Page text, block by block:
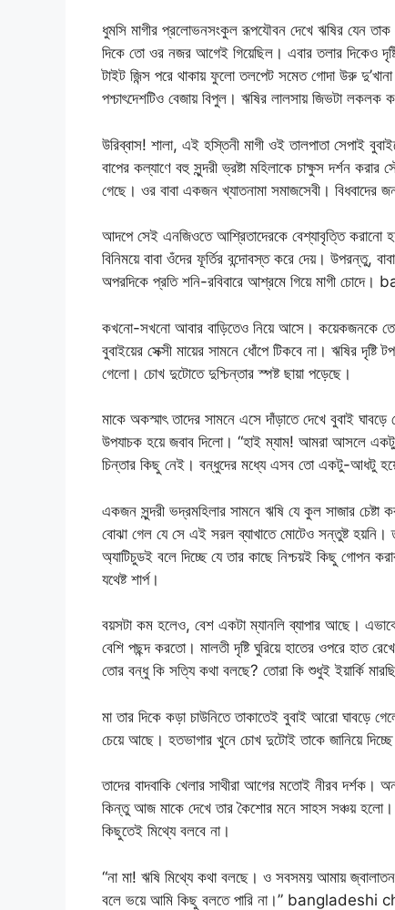
ধুমসি মাগীর প্রলোভনসংকুল রূপযৌবন দেখে ঋষির যেন
দিকে তো ওর নজর আগেই গিয়েছিল। এবার তলার দিকেও
টাইট জিন্স পরে থাকায় ফুলো তলপেট সমেত গোদা উরু
পশ্চাৎদেশটিও বেজায় বিপুল। ঋষির লালসায় জিভটা
উরিব্বাস! শালা, এই হস্তিনী মাগী ওই তালপাতা সেপাই
বাপের কল্যাণে বহু সুন্দরী ভ্রষ্টা মহিলাকে চাক্ষুস দর্শন
গেছে। ওর বাবা একজন খ্যাতনামা সমাজসেবী। বিধবাদের
আদপে সেই এনজিওতে আশ্রিতাদেরকে বেশ্যাবৃত্তি করানো
বিনিময়ে বাবা ওঁদের ফূর্তির বন্দোবস্ত করে দেয়। উপরন্তু,
অপরদিকে প্রতি শনি-রবিবারে আশ্রমে গিয়ে মাগী
কখনো-সখনো আবার বাড়িতেও নিয়ে আসে। কয়েকজনকে
বুবাইয়ের সেক্সী মায়ের সামনে ধোঁপে টিকবে না। ঋষির দৃষ্টি
গেলো। চোখ দুটোতে দুশ্চিন্তার স্পষ্ট ছায়া পড়েছে।
মাকে অকস্মাৎ তাদের সামনে এসে দাঁড়াতে দেখে বুবাই
উপযাচক হয়ে জবাব দিলো। “হাই ম্যাম! আমরা আসলে একটু
চিন্তার কিছু নেই। বন্ধুদের মধ্যে এসব তো একটু-
একজন সুন্দরী ভদ্রমহিলার সামনে ঋষি যে কুল সাজার চেষ্টা
বোঝা গেল যে সে এই সরল ব্যাখাতে মোটেও সন্তুষ্ট
অ্যাটিচুডই বলে দিচ্ছে যে তার কাছে নিশ্চয়ই কিছু গোপন
যথেষ্ট শার্প।
বয়সটা কম হলেও, বেশ একটা ম্যানলি ব্যাপার আছে।
বেশি পছন্দ করতো। মালতী দৃষ্টি ঘুরিয়ে হাতের ওপরে হাত
তোর বন্ধু কি সত্যি কথা বলছে? তোরা কি শুধুই ইয়ার্কি
মা তার দিকে কড়া চাউনিতে তাকাতেই বুবাই আরো ঘাবড়ে
চেয়ে আছে। হতভাগার খুনে চোখ দুটোই তাকে জানিয়ে দিচ্ছে
তাদের বাদবাকি খেলার সাথীরা আগের মতোই নীরব দর্শক।
কিন্তু আজ মাকে দেখে তার কৈশোর মনে সাহস সঞ্চয়
কিছুতেই মিথ্যে বলবে না।
“না মা! ঋষি মিথ্যে কথা বলছে। ও সবসময় আমায়
বলে ভয়ে আমি কিছু বলতে পারি না।” bangladeshi